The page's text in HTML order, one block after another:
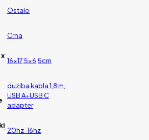
Ostalo
Crna
16×17,5×6,5cm
duziba kabla 1,8 m,
USB A+USB C
adapter
20hz-16hz